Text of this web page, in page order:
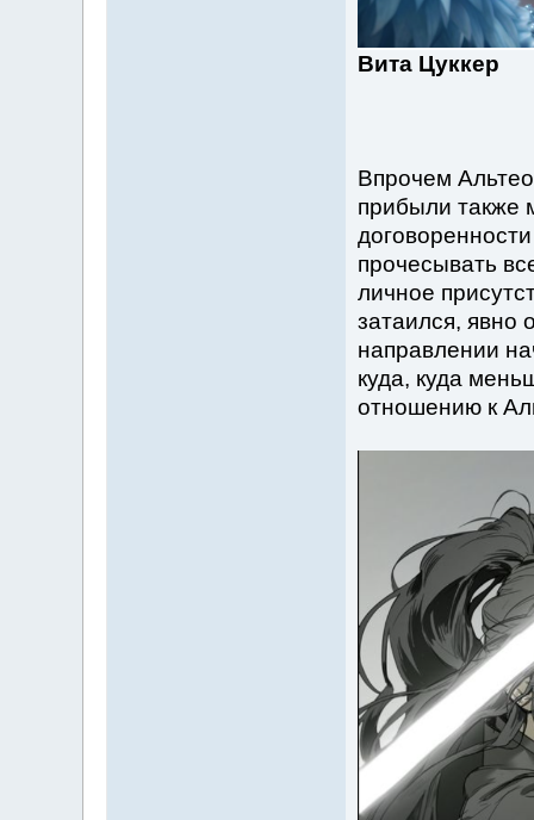
Вита Цуккер
Впрочем
прибыли также
прочесывать
личное
затаился, явно
направлении
куда, куда
отношению к